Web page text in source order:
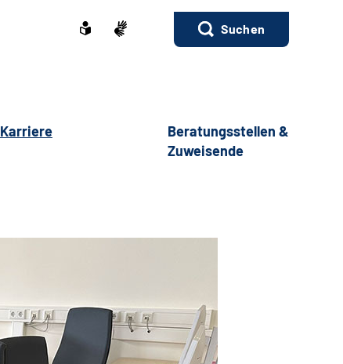
Suchen
Karriere
Beratungsstellen &
Zuweisende